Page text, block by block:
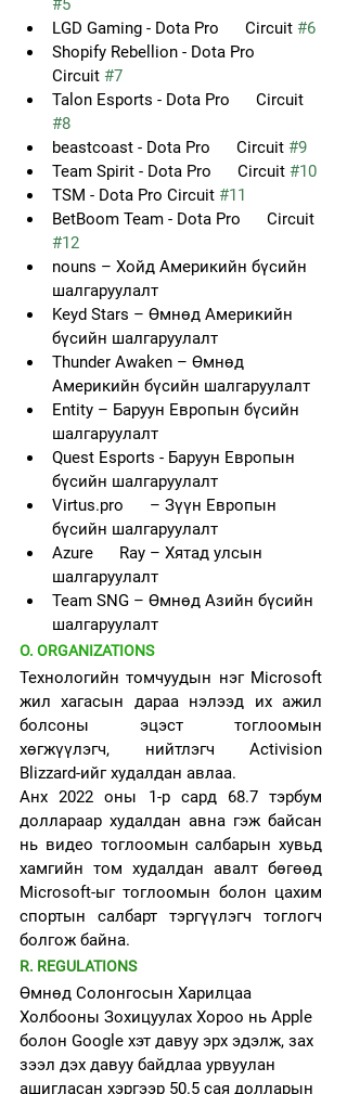
#5
LGD Gaming - Dota Pro      Circuit #6
Shopify Rebellion - Dota Pro
Circuit #7
Talon Esports - Dota Pro      Circuit
#8
beastcoast - Dota Pro      Circuit #9
Team Spirit - Dota Pro      Circuit #10
TSM - Dota Pro Circuit #11
BetBoom Team - Dota Pro      Circuit
#12
nouns – Хойд Америкийн бүсийн
шалгаруулалт
Keyd Stars – Өмнөд Америкийн
бүсийн шалгаруулалт
Thunder Awaken – Өмнөд
Америкийн бүсийн шалгаруулалт
Entity – Баруун Европын бүсийн
шалгаруулалт
Quest Esports - Баруун Европын
бүсийн шалгаруулалт
Virtus.pro      – Зүүн Европын
бүсийн шалгаруулалт
Azure      Ray – Хятад улсын
шалгаруулалт
Team SNG – Өмнөд Азийн бүсийн
шалгаруулалт
O. ORGANIZATIONS
Технологийн томчуудын нэг Microsoft
жил хагасын дараа нэлээд их ажил
болсоны эцэст тоглоомын
хөгжүүлэгч, нийтлэгч Activision
Blizzard-ийг худалдан авлаа.
Анх 2022 оны 1-р сард 68.7 тэрбум
доллараар худалдан авна гэж байсан
нь видео тоглоомын салбарын хувьд
хамгийн том худалдан авалт бөгөөд
Microsoft-ыг тоглоомын болон цахим
спортын салбарт тэргүүлэгч тоглогч
болгож байна.
R. REGULATIONS
Өмнөд Солонгосын Харилцаа
Холбооны Зохицуулах Хороо нь Apple
болон Google хэт давуу эрх эдэлж, зах
зээл дэх давуу байдлаа урвуулан
ашигласан хэргээр 50.5 сая долларын